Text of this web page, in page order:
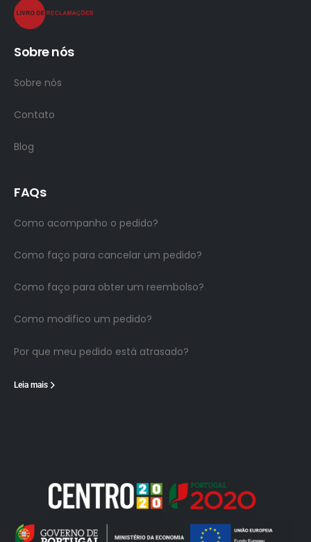
Sobre nós
Sobre nós
Contato
Blog
FAQs
Como acompanho o pedido?
Como faço para cancelar um pedido?
Como faço para obter um reembolso?
Como modifico um pedido?
Por que meu pedido está atrasado?
Leia mais